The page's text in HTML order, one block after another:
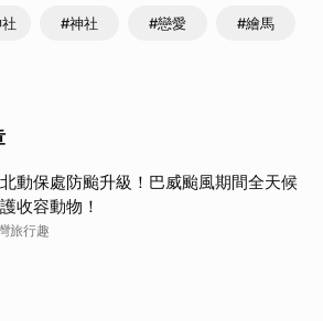
#神社 #戀愛 #繪馬
動保處防颱升級！巴威颱風期間全天候
收容動物！
旅行趣